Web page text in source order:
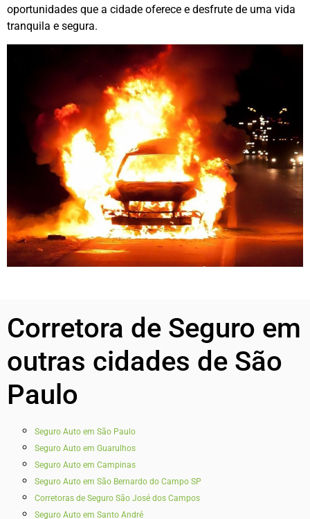
oportunidades que a cidade oferece e desfrute de uma vida
tranquila e segura.
Corretora de Seguro em
outras cidades de São
Paulo
Seguro Auto em São Paulo
Seguro Auto em Guarulhos
Seguro Auto em Campinas
Seguro Auto em São Bernardo do Campo SP
Corretoras de Seguro São José dos Campos
Seguro Auto em Santo André